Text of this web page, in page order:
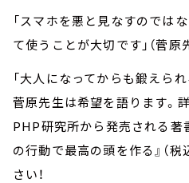
「スマホを悪と見なすのでは
て使うことが大切です」（菅原
「大人になってからも鍛えら
菅原先生は希望を語ります。
PHP研究所から発売される著
の行動で最高の頭を作る』（
さい！